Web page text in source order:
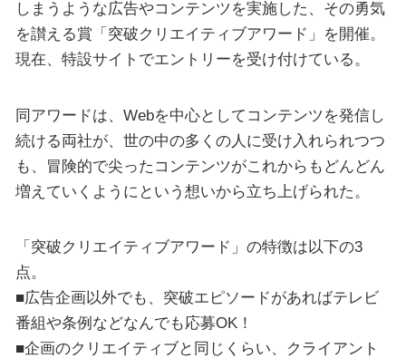
しまうような広告やコンテンツを実施した、その勇気
を讃える賞「突破クリエイティブアワード」を開催。
現在、特設サイトでエントリーを受け付けている。
同アワードは、Webを中心としてコンテンツを発信し
続ける両社が、世の中の多くの人に受け入れられつつ
も、冒険的で尖ったコンテンツがこれからもどんどん
増えていくようにという想いから立ち上げられた。
「突破クリエイティブアワード」の特徴は以下の3
点。
■広告企画以外でも、突破エピソードがあればテレビ
番組や条例などなんでも応募OK！
■企画のクリエイティブと同じくらい、クライアント